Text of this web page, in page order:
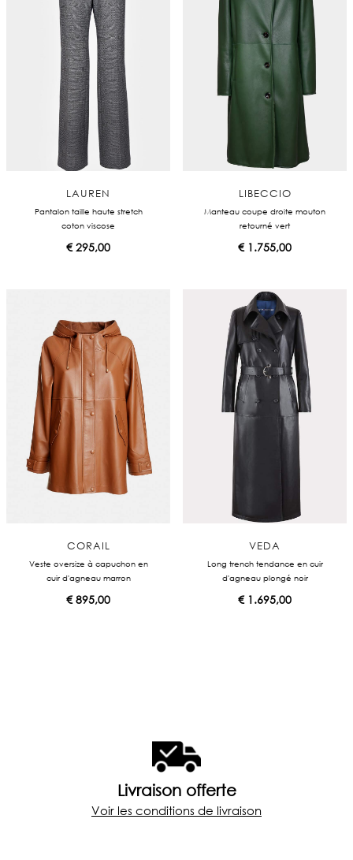
LAUREN
Pantalon taille haute stretch
coton viscose
€295,00
LIBECCIO
Manteau coupe droite mouton
retourné vert
€1.755,00
CORAIL
Veste oversize à capuchon en
cuir d'agneau marron
€895,00
VEDA
Long trench tendance en cuir
d'agneau plongé noir
€1.695,00
Livraison offerte
Voir les conditions de livraison